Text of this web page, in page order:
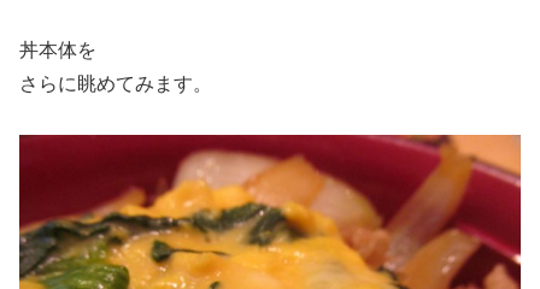
丼本体を
さらに眺めてみます。